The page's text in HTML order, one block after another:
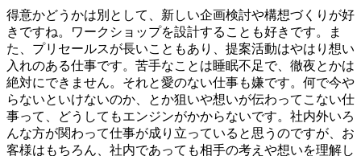
得意かどうかは別として、新しい企画検討や構想づくりが好
きですね。ワークショップを設計することも好きです。ま
た、プリセールスが長いこともあり、提案活動はやはり想い
入れのある仕事です。苦手なことは睡眠不足で、徹夜とかは
絶対にできません。それと愛のない仕事も嫌です。何で今や
らないといけないのか、とか狙いや想いが伝わってこない仕
事って、どうしてもエンジンがかからないです。社内外いろ
んな方が関わって仕事が成り立っていると思うのですが、お
客様はもちろん、社内であっても相手の考えや想いを理解し